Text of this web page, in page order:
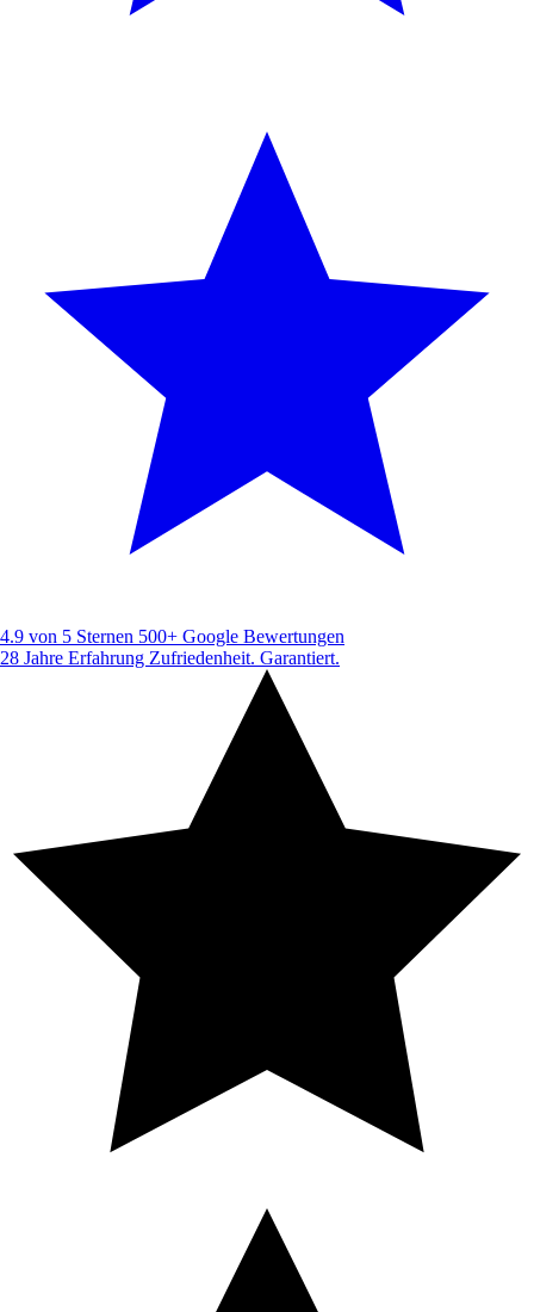
4.9 von 5 Sternen 500+ Google Bewertungen
28 Jahre Erfahrung Zufriedenheit. Garantiert.